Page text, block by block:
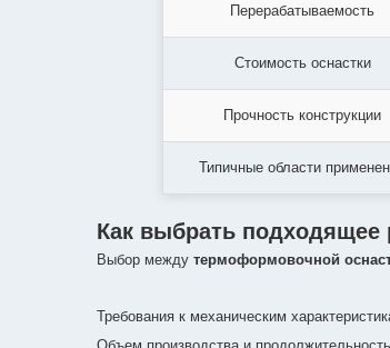
Перерабатываемость
Стоимость оснастки
Прочность конструкции
Типичные области
Как выбрать подходящее
Выбор между термоформовочной
Требования к механическим